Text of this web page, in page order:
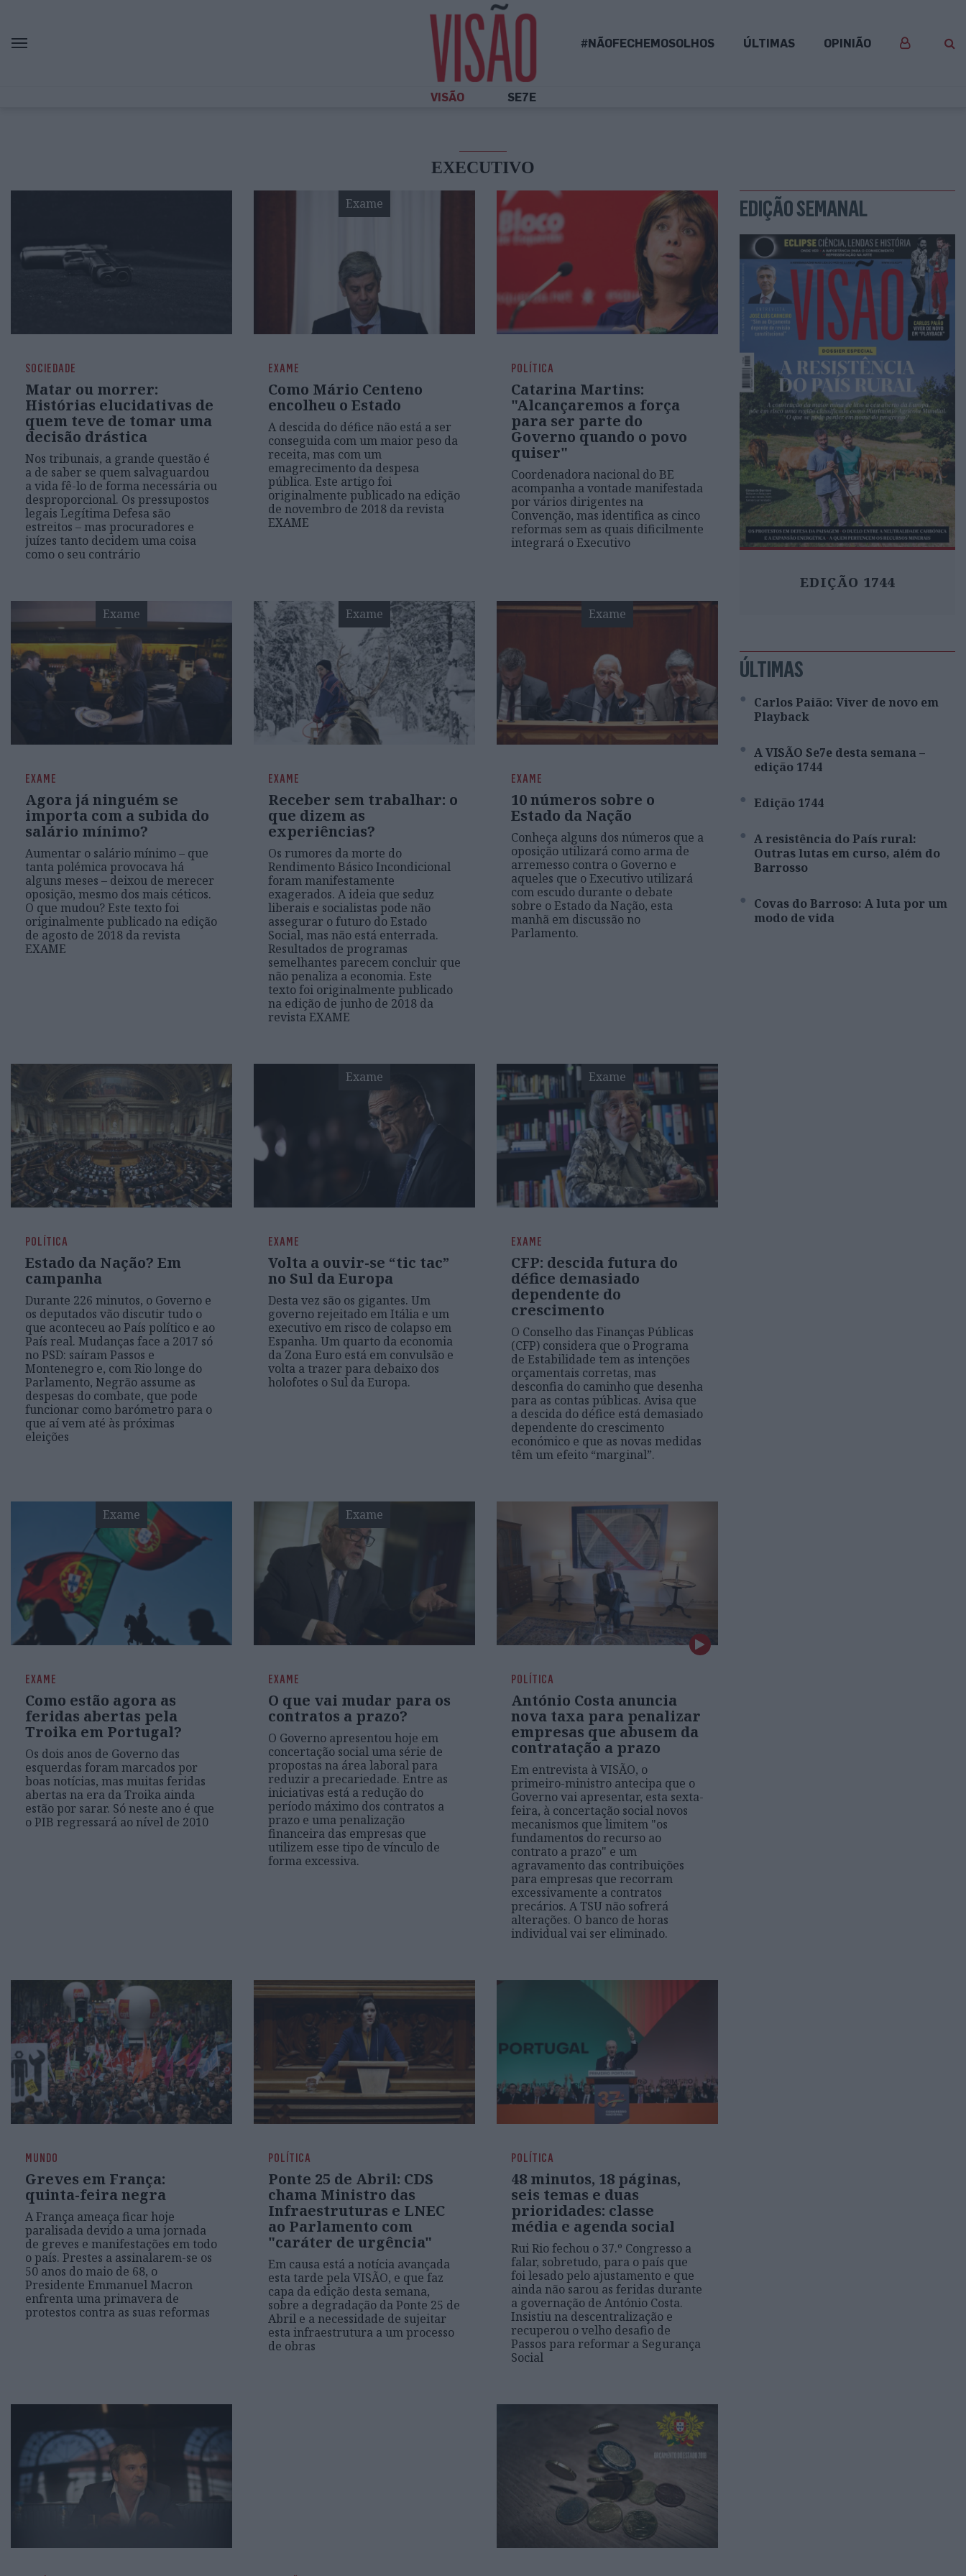
#NÃOFECHEMOSOLHOS ÚLTIMAS OPINIÃO
VISÃO SE7E
EXECUTIVO
SOCIEDADE
Matar ou morrer:
Histórias elucidativas de
quem teve de tomar uma
decisão drástica
Nos tribunais, a grande questão é
a de saber se quem salvaguardou
a vida fê-lo de forma necessária ou
desproporcional. Os pressupostos
legais Legítima Defesa são
estreitos – mas procuradores e
juízes tanto decidem uma coisa
como o seu contrário
Exame
EXAME
Como Mário Centeno
encolheu o Estado
A descida do défice não está a ser
conseguida com um maior peso da
receita, mas com um
emagrecimento da despesa
pública. Este artigo foi
originalmente publicado na edição
de novembro de 2018 da revista
EXAME
POLÍTICA
Catarina Martins:
"Alcançaremos a força
para ser parte do
Governo quando o povo
quiser"
Coordenadora nacional do BE
acompanha a vontade manifestada
por vários dirigentes na
Convenção, mas identifica as cinco
reformas sem as quais dificilmente
integrará o Executivo
Exame
EXAME
Agora já ninguém se
importa com a subida do
salário mínimo?
Aumentar o salário mínimo – que
tanta polémica provocava há
alguns meses – deixou de merecer
oposição, mesmo dos mais céticos.
O que mudou? Este texto foi
originalmente publicado na edição
de agosto de 2018 da revista
EXAME
Exame
EXAME
Receber sem trabalhar: o
que dizem as
experiências?
Os rumores da morte do
Rendimento Básico Incondicional
foram manifestamente
exagerados. A ideia que seduz
liberais e socialistas pode não
assegurar o futuro do Estado
Social, mas não está enterrada.
Resultados de programas
semelhantes parecem concluir que
não penaliza a economia. Este
texto foi originalmente publicado
na edição de junho de 2018 da
revista EXAME
Exame
EXAME
10 números sobre o
Estado da Nação
Conheça alguns dos números que a
oposição utilizará como arma de
arremesso contra o Governo e
aqueles que o Executivo utilizará
com escudo durante o debate
sobre o Estado da Nação, esta
manhã em discussão no
Parlamento.
POLÍTICA
Estado da Nação? Em
campanha
Durante 226 minutos, o Governo e
os deputados vão discutir tudo o
que aconteceu ao País político e ao
País real. Mudanças face a 2017 só
no PSD: saíram Passos e
Montenegro e, com Rio longe do
Parlamento, Negrão assume as
despesas do combate, que pode
funcionar como barómetro para o
que aí vem até às próximas
eleições
Exame
EXAME
Volta a ouvir-se “tic tac”
no Sul da Europa
Desta vez são os gigantes. Um
governo rejeitado em Itália e um
executivo em risco de colapso em
Espanha. Um quarto da economia
da Zona Euro está em convulsão e
volta a trazer para debaixo dos
holofotes o Sul da Europa.
Exame
EXAME
CFP: descida futura do
défice demasiado
dependente do
crescimento
O Conselho das Finanças Públicas
(CFP) considera que o Programa
de Estabilidade tem as intenções
orçamentais corretas, mas
desconfia do caminho que desenha
para as contas públicas. Avisa que
a descida do défice está demasiado
dependente do crescimento
económico e que as novas medidas
têm um efeito “marginal”.
Exame
EXAME
Como estão agora as
feridas abertas pela
Troika em Portugal?
Os dois anos de Governo das
esquerdas foram marcados por
boas notícias, mas muitas feridas
abertas na era da Troika ainda
estão por sarar. Só neste ano é que
o PIB regressará ao nível de 2010
Exame
EXAME
O que vai mudar para os
contratos a prazo?
O Governo apresentou hoje em
concertação social uma série de
propostas na área laboral para
reduzir a precariedade. Entre as
iniciativas está a redução do
período máximo dos contratos a
prazo e uma penalização
financeira das empresas que
utilizem esse tipo de vínculo de
forma excessiva.
POLÍTICA
António Costa anuncia
nova taxa para penalizar
empresas que abusem da
contratação a prazo
Em entrevista à VISÃO, o
primeiro-ministro antecipa que o
Governo vai apresentar, esta sexta-
feira, à concertação social novos
mecanismos que limitem "os
fundamentos do recurso ao
contrato a prazo" e um
agravamento das contribuições
para empresas que recorram
excessivamente a contratos
precários. A TSU não sofrerá
alterações. O banco de horas
individual vai ser eliminado.
MUNDO
Greves em França:
quinta-feira negra
A França ameaça ficar hoje
paralisada devido a uma jornada
de greves e manifestações em todo
o país. Prestes a assinalarem-se os
50 anos do maio de 68, o
Presidente Emmanuel Macron
enfrenta uma primavera de
protestos contra as suas reformas
POLÍTICA
Ponte 25 de Abril: CDS
chama Ministro das
Infraestruturas e LNEC
ao Parlamento com
"caráter de urgência"
Em causa está a notícia avançada
esta tarde pela VISÃO, e que faz
capa da edição desta semana,
sobre a degradação da Ponte 25 de
Abril e a necessidade de sujeitar
esta infraestrutura a um processo
de obras
POLÍTICA
48 minutos, 18 páginas,
seis temas e duas
prioridades: classe
média e agenda social
Rui Rio fechou o 37.º Congresso a
falar, sobretudo, para o país que
foi lesado pelo ajustamento e que
ainda não sarou as feridas durante
a governação de António Costa.
Insistiu na descentralização e
recuperou o velho desafio de
Passos para reformar a Segurança
Social
EDIÇÃO SEMANAL
EDIÇÃO 1744
ÚLTIMAS
Carlos Paião: Viver de novo em
Playback
A VISÃO Se7e desta semana –
edição 1744
Edição 1744
A resistência do País rural:
Outras lutas em curso, além do
Barrosso
Covas do Barroso: A luta por um
modo de vida